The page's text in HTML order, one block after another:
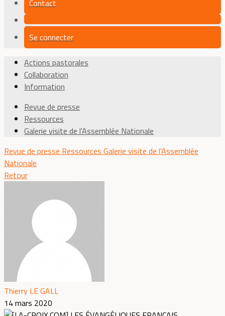
Contact
Se connecter
Actions pastorales
Collaboration
Information
Revue de presse
Ressources
Galerie visite de l'Assemblée Nationale
Revue de presse Ressources Galerie visite de l'Assemblée
Nationale
Retour
Thierry LE GALL
14 mars 2020